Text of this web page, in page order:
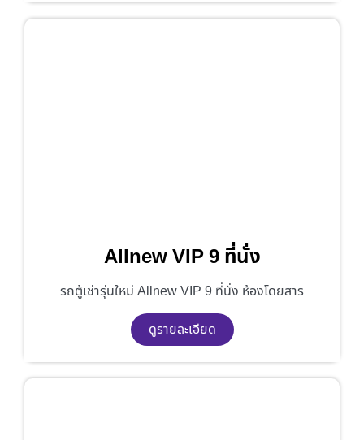
Allnew VIP 9 ที่นั่ง
รถตู้เช่ารุ่นใหม่ Allnew VIP 9 ที่นั่ง ห้องโดยสาร
ดูรายละเอียด